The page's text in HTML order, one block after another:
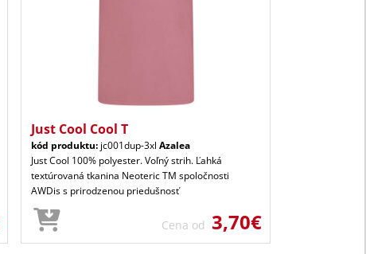
Just Cool Cool T
kód produktu: jc001dup-3xl Azalea
Just Cool 100% polyester. Voľný strih. Ľahká
textúrovaná tkanina Neoteric TM spoločnosti
AWDis s prirodzenou priedušnosť
Cena od 3,70€